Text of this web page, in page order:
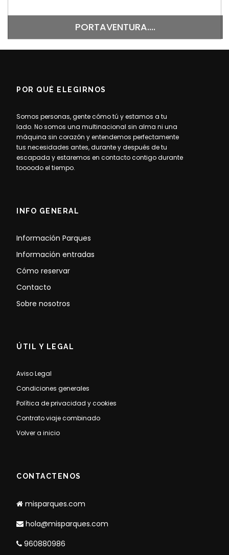
PORTAVENTURA....
POR QUÉ ELEGIRNOS
Somos personas, gente cómo tú y estamos a tu
lado. No somos una multinacional sin alma ni una
máquina sin corazón y entendemos perfectamente
tus necesidades antes, durante y después de tu
escapada y estaremos en contacto contigo durante
toooodo el tiempo.
INFO GENERAL
Información Parques
Información entradas
Cómo reservar
Contacto
Sobre nosotros
ÚTIL Y LEGAL
Aviso Legal
Condiciones generales
Política de privacidad y cookies
Contrato viaje combinado
Volver a inicio
CONTACTENOS
misparques.com
hola@misparques.com
960880986